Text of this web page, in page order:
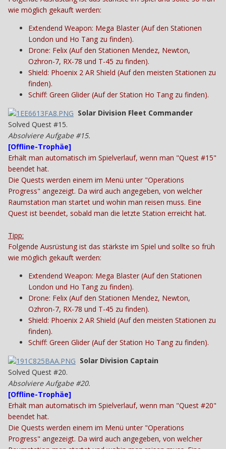
wie möglich gekauft werden:
Extendend Weapon: Mega Blaster (Auf den Stationen
London und Ho Tang zu finden).
Drone: Felix (Auf den Stationen Mendez, Newton,
Ozhron-7, RX-78 und T-45 zu finden).
Shield: Phoenix 2 AR Shield (Auf den meisten Stationen zu
finden).
Schiff: Green Glider (Auf der Station Ho Tang zu finden).
Solar Division Fleet Commander
Solved Quest #15.
Absolviere Aufgabe #15.
[Offline-Trophäe]
Erhält man automatisch im Spielverlauf, wenn man "Quest #15"
beendet hat.
Die Quests werden einem im Menü unter "Operations
Progress" angezeigt. Da wird auch angegeben, von welcher
Raumstation man startet und wohin man reisen muss. Eine
Quest ist beendet, sobald man die letzte Station erreicht hat.
Tipp:
Folgende Ausrüstung ist das stärkste im Spiel und sollte so früh
wie möglich gekauft werden:
Extendend Weapon: Mega Blaster (Auf den Stationen
London und Ho Tang zu finden).
Drone: Felix (Auf den Stationen Mendez, Newton,
Ozhron-7, RX-78 und T-45 zu finden).
Shield: Phoenix 2 AR Shield (Auf den meisten Stationen zu
finden).
Schiff: Green Glider (Auf der Station Ho Tang zu finden).
Solar Division Captain
Solved Quest #20.
Absolviere Aufgabe #20.
[Offline-Trophäe]
Erhält man automatisch im Spielverlauf, wenn man "Quest #20"
beendet hat.
Die Quests werden einem im Menü unter "Operations
Progress" angezeigt. Da wird auch angegeben, von welcher